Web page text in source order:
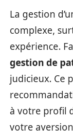
La gestion
complexe,
expérience.
gestion de
judicieux. Ce
à votre profil
votre